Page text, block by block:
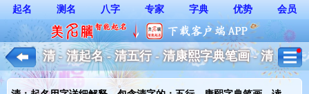
起名 测名 八字 专家 字典 优势 会员
清 - 清起名 - 清五行 - 清康熙字典笔画 - 清
起名用字解释 - 女孩起名